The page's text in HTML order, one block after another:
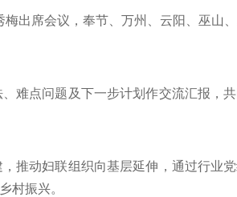
出席会议，奉节、万州、云阳、巫山
难点问题及下一步计划作交流汇报，
推动妇联组织向基层延伸，通过行业党
村振兴。